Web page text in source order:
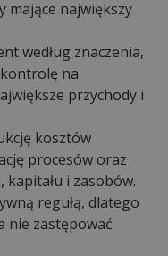
mające największy
według znaczenia,
na
przychody i
kosztów
procesów oraz
kapitału i zasobów.
regułą, dlatego
nie zastępować